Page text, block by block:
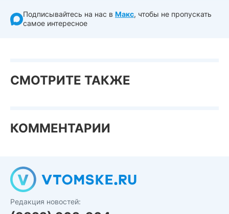
Подписывайтесь на нас в Макс, чтобы не пропускать
самое интересное
СМОТРИТЕ ТАКЖЕ
КОММЕНТАРИИ
Редакция новостей: